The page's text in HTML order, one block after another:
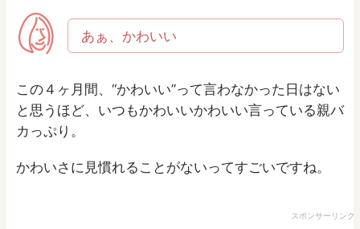
あぁ、かわいい
この４ヶ月間、“かわいい”って言わなかった日はない
と思うほど、いつもかわいいかわいい言っている親バ
カっぷり。
かわいさに見慣れることがないってすごいですね。
スポンサーリンク